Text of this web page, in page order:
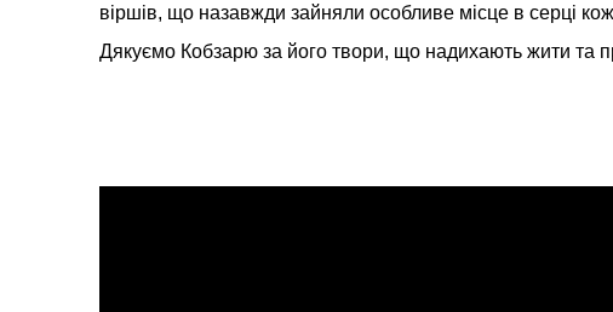
віршів, що назавжди зайняли особливе місце в серці
Дякуємо Кобзарю за його твори, що надихають жити та